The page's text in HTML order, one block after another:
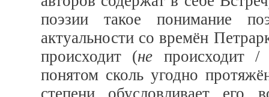
поэзии такое понимание
актуальности со времён
происходит (не происходит
понятом сколь угодно
степени обусловливает его